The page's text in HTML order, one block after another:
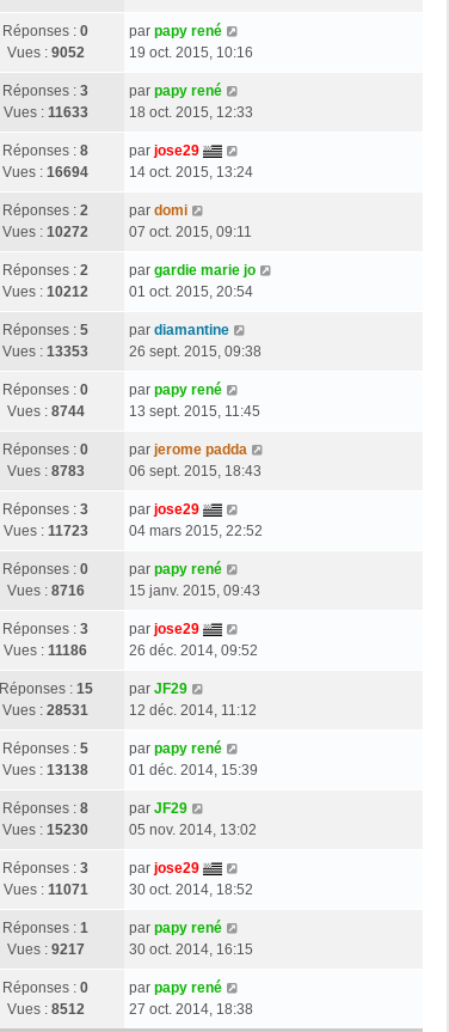
Réponses : 0
Vues : 9052
par papy rené
19 oct. 2015, 10:16
Réponses : 3
Vues : 11633
par papy rené
18 oct. 2015, 12:33
Réponses : 8
Vues : 16694
par jose29
14 oct. 2015, 13:24
Réponses : 2
Vues : 10272
par domi
07 oct. 2015, 09:11
Réponses : 2
Vues : 10212
par gardie marie jo
01 oct. 2015, 20:54
Réponses : 5
Vues : 13353
par diamantine
26 sept. 2015, 09:38
Réponses : 0
Vues : 8744
par papy rené
13 sept. 2015, 11:45
Réponses : 0
Vues : 8783
par jerome padda
06 sept. 2015, 18:43
Réponses : 3
Vues : 11723
par jose29
04 mars 2015, 22:52
Réponses : 0
Vues : 8716
par papy rené
15 janv. 2015, 09:43
Réponses : 3
Vues : 11186
par jose29
26 déc. 2014, 09:52
Réponses : 15
Vues : 28531
par JF29
12 déc. 2014, 11:12
Réponses : 5
Vues : 13138
par papy rené
01 déc. 2014, 15:39
Réponses : 8
Vues : 15230
par JF29
05 nov. 2014, 13:02
Réponses : 3
Vues : 11071
par jose29
30 oct. 2014, 18:52
Réponses : 1
Vues : 9217
par papy rené
30 oct. 2014, 16:15
Réponses : 0
Vues : 8512
par papy rené
27 oct. 2014, 18:38